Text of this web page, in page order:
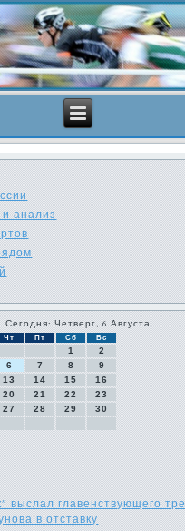
анализ
Сегодня: Четверг, 6 Августа
Чт Пт Сб Вс
1
2
6 7 8
9
13 14 15
16
20 21 22
23
27 28 29
30
выслал главенствующего
в отставку